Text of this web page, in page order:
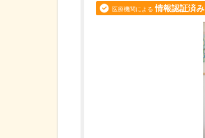
医療機関による 情報認証済み